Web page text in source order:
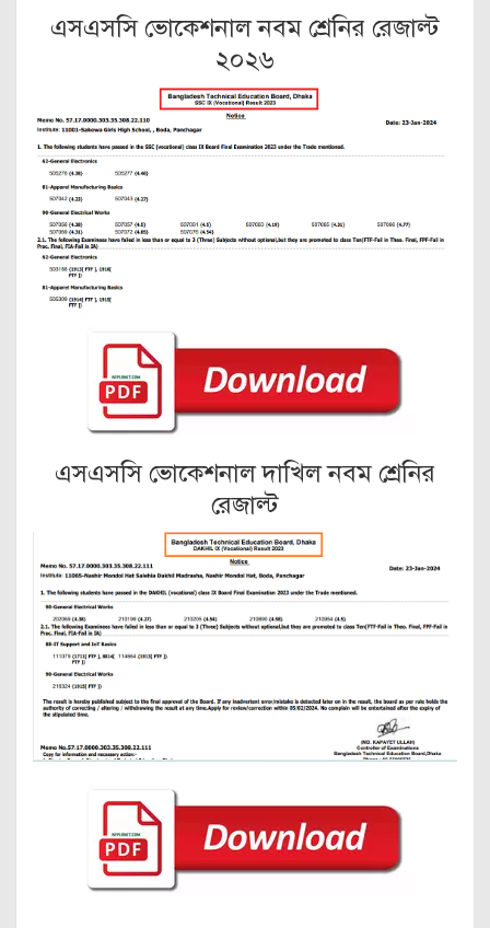
এসএসসি ভোকেশনাল নবম শ্রেনির রেজাল্ট
২০২৬
এসএসসি ভোকেশনাল দাখিল নবম শ্রেনির
রেজাল্ট